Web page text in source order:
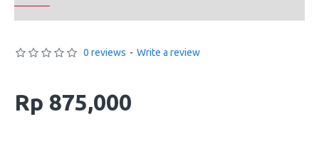
0 reviews - Write a review
Rp 875,000